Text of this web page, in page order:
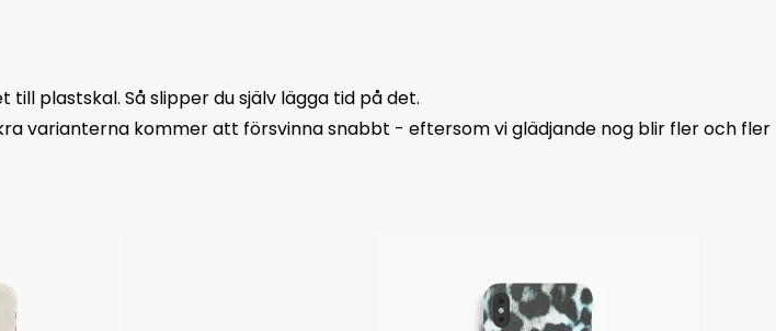
plastskal. Så slipper du själv lägga tid på det.
varianterna kommer att försvinna snabbt - eftersom vi glädjande nog blir fler och fler